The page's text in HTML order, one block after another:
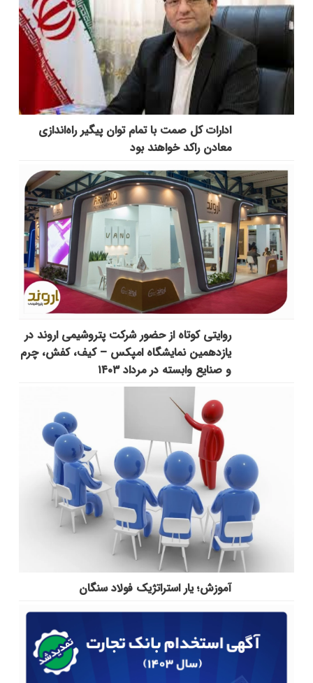
ادارات کل صمت با تمام توان پیگیر راه‌اندازی
معادن راکد خواهند بود
روایتی کوتاه از حضور شرکت پتروشیمی اروند در
یازدهمین نمایشگاه امپکس‌ – کیف، کفش، چرم
و صنایع وابسته در مرداد ۱۴۰۳
آموزش؛ یار استراتژیک فولاد سنگان